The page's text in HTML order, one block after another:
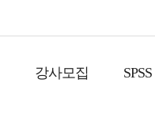
강사모집